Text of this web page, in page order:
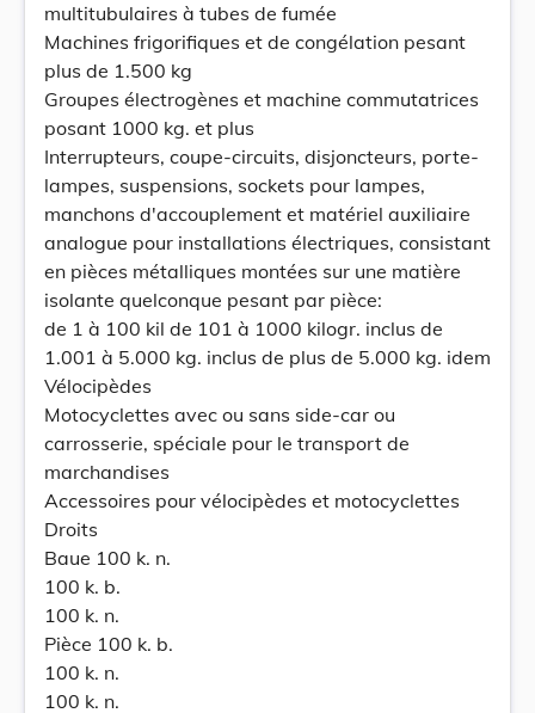
multitubulaires à tubes de fumée
Machines frigorifiques et de congélation pesant
plus de 1.500 kg
Groupes électrogènes et machine commutatrices
posant 1000 kg. et plus
Interrupteurs, coupe-circuits, disjoncteurs, porte-
lampes, suspensions, sockets pour lampes,
manchons d'accouplement et matériel auxiliaire
analogue pour installations électriques, consistant
en pièces métalliques montées sur une matière
isolante quelconque pesant par pièce:
de 1 à 100 kil de 101 à 1000 kilogr. inclus de
1.001 à 5.000 kg. inclus de plus de 5.000 kg. idem
Vélocipèdes
Motocyclettes avec ou sans side-car ou
carrosserie, spéciale pour le transport de
marchandises
Accessoires pour vélocipèdes et motocyclettes
Droits
Baue 100 k. n.
100 k. b.
100 k. n.
Pièce 100 k. b.
100 k. n.
100 k. n.